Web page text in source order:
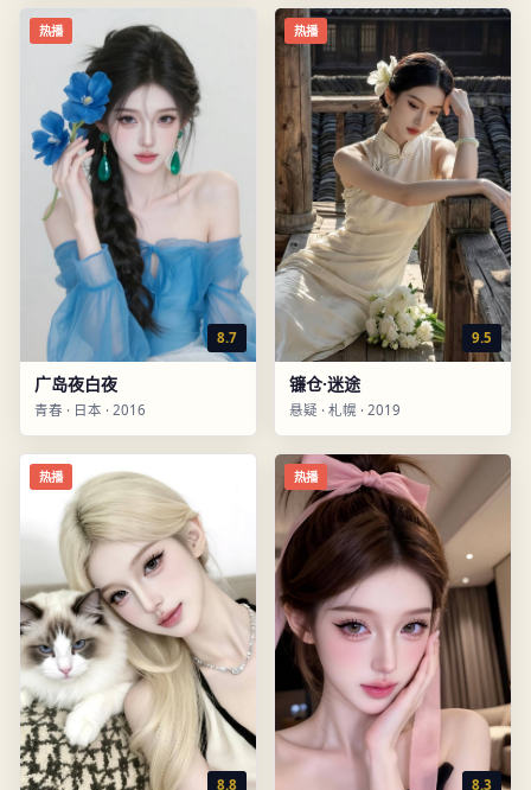
热播
8.7
广岛夜白夜
青春 · 日本 · 2016
热播
9.5
镰仓·迷途
悬疑 · 札幌 · 2019
热播
8.8
热播
8.3